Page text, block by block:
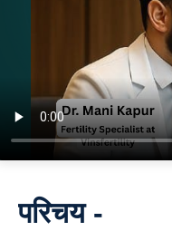
परिचय -